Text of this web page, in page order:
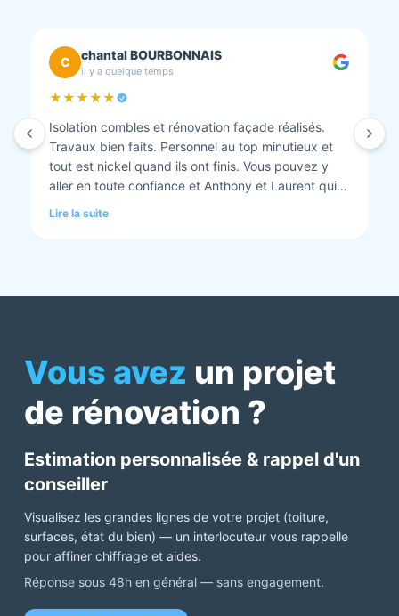
C chantal BOURBONNAIS
il y a quelque temps
★★★★★
Isolation combles et rénovation façade réalisés.
Travaux bien faits. Personnel au top minutieux et
tout est nickel quand ils ont finis. Vous pouvez y
aller en toute confiance et Anthony et Laurent qui
Lire la suite
Vous avez un projet
de rénovation ?
Estimation personnalisée & rappel d'un
conseiller
Visualisez les grandes lignes de votre projet (toiture,
surfaces, état du bien) — un interlocuteur vous rappelle
pour affiner chiffrage et aides.
Réponse sous 48h en général — sans engagement.